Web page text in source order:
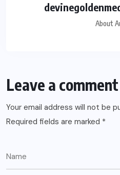
About
Leave a comment
Your email address will not be
Required fields are marked *